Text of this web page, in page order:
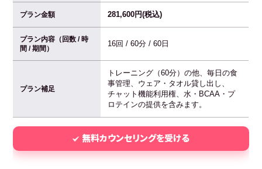
プラン金額 281,600円(税込)
プラン内容（回数 / 時
間 / 期間）
16回 / 60分 / 60日
プラン補足
トレーニング（60分）の他、毎日の食
事管理、ウェア・タオル貸し出し、
チャット機能利用権、水・BCAA・プ
ロテインの提供を含みます。
無料カウンセリングを受ける